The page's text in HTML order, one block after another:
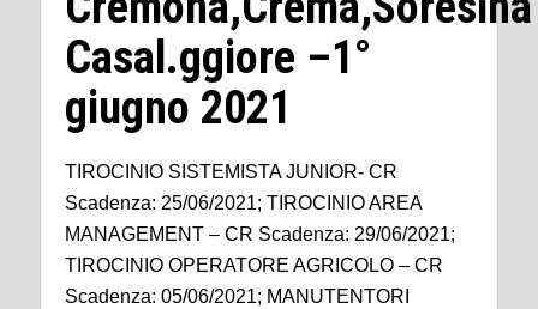
Casal.ggiore –1°
giugno 2021
TIROCINIO SISTEMISTA JUNIOR- CR
Scadenza: 25/06/2021; TIROCINIO AREA
MANAGEMENT – CR Scadenza: 29/06/2021;
TIROCINIO OPERATORE AGRICOLO – CR
Scadenza: 05/06/2021; MANUTENTORI